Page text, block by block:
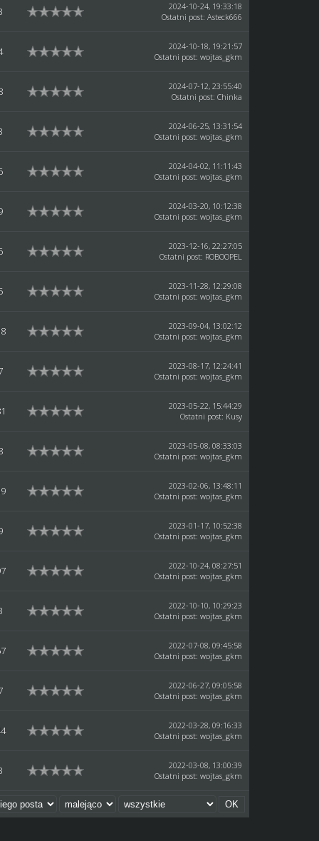
2024-10-24, 19:33:18
Ostatni post:Asteck666
2024-10-18, 19:21:57
Ostatni post:wojtas_gkm
2024-07-12, 23:55:40
Ostatni post:Chinka
2024-06-25, 13:31:54
Ostatni post:wojtas_gkm
2024-04-02, 11:11:43
Ostatni post:wojtas_gkm
2024-03-20, 10:12:38
Ostatni post:wojtas_gkm
2023-12-16, 22:27:05
Ostatni post: ROBOOPEL
2023-11-28, 12:29:08
Ostatni post:wojtas_gkm
2023-09-04, 13:02:12
Ostatni post:wojtas_gkm
2023-08-17, 12:24:41
Ostatni post:wojtas_gkm
2023-05-22, 15:44:29
Ostatni post: Kusy
2023-05-08, 08:33:03
Ostatni post:wojtas_gkm
2023-02-06, 13:48:11
Ostatni post:wojtas_gkm
2023-01-17, 10:52:38
Ostatni post:wojtas_gkm
2022-10-24, 08:27:51
Ostatni post:wojtas_gkm
2022-10-10, 10:29:23
Ostatni post:wojtas_gkm
2022-07-08, 09:45:58
Ostatni post:wojtas_gkm
2022-06-27, 09:05:58
Ostatni post:wojtas_gkm
2022-03-28, 09:16:33
Ostatni post:wojtas_gkm
2022-03-08, 13:00:39
Ostatni post:wojtas_gkm